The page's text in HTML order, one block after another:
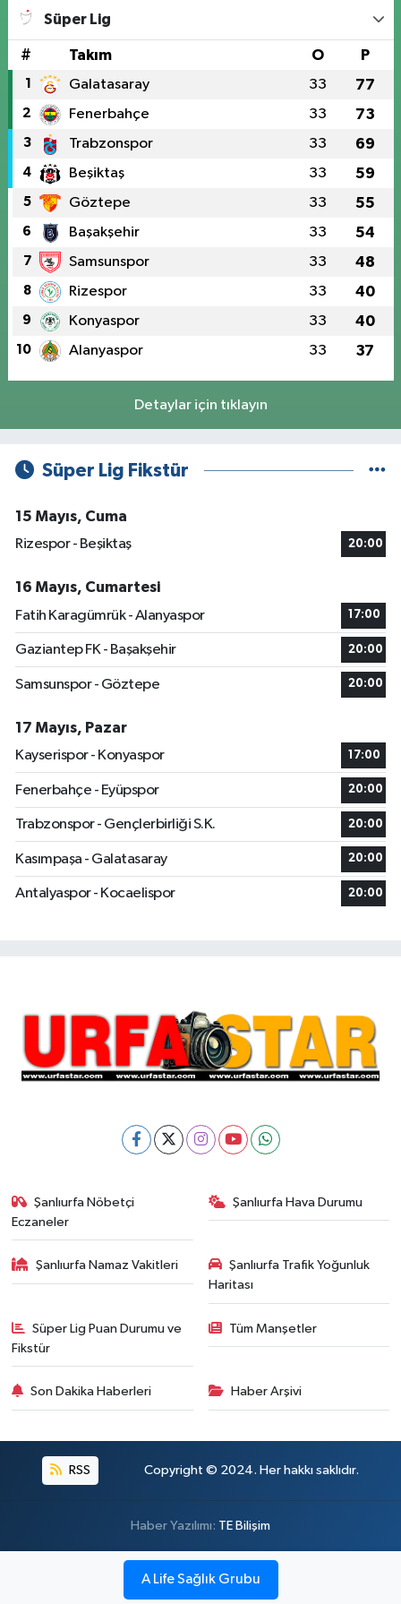
Süper Lig
# Takım O P
1 Galatasaray 33 77
2 Fenerbahçe 33 73
3 Trabzonspor 33 69
4 Beşiktaş 33 59
5 Göztepe 33 55
6 Başakşehir 33 54
7 Samsunspor 33 48
8 Rizespor 33 40
9 Konyaspor 33 40
10 Alanyaspor 33 37
Detaylar için tıklayın
Süper Lig Fikstür
15 Mayıs, Cuma
Rizespor - Beşiktaş
20:00
16 Mayıs, Cumartesi
Fatih Karagümrük - Alanyaspor
17:00
Gaziantep FK - Başakşehir 20:00
Samsunspor - Göztepe 20:00
17 Mayıs, Pazar
Kayserispor - Konyaspor
17:00
Fenerbahçe - Eyüpspor 20:00
Trabzonspor - Gençlerbirliği S.K. 20:00
Kasımpaşa - Galatasaray 20:00
Antalyaspor - Kocaelispor 20:00
Şanlıurfa Nöbetçi
Eczaneler
Şanlıurfa Hava Durumu
Şanlıurfa Namaz Vakitleri
Şanlıurfa Trafik Yoğunluk
Haritası
Süper Lig Puan Durumu ve
Fikstür
Tüm Manşetler
Son Dakika Haberleri Haber Arşivi
RSS Copyright © 2024. Her hakkı saklıdır.
Haber Yazılımı: TE Bilişim
A Life Sağlık Grubu